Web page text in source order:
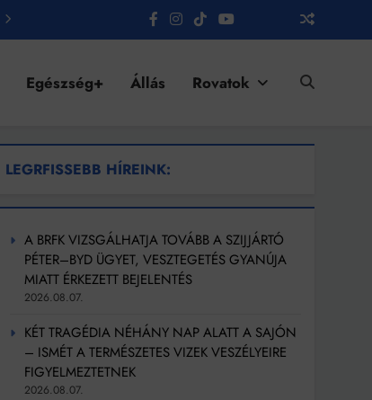
Egészség+ Állás Rovatok
LEGRFISSEBB HÍREINK:
A BRFK VIZSGÁLHATJA TOVÁBB A SZIJJÁRTÓ
PÉTER–BYD ÜGYET, VESZTEGETÉS GYANÚJA
MIATT ÉRKEZETT BEJELENTÉS
2026.08.07.
KÉT TRAGÉDIA NÉHÁNY NAP ALATT A SAJÓN
– ISMÉT A TERMÉSZETES VIZEK VESZÉLYEIRE
FIGYELMEZTETNEK
2026.08.07.